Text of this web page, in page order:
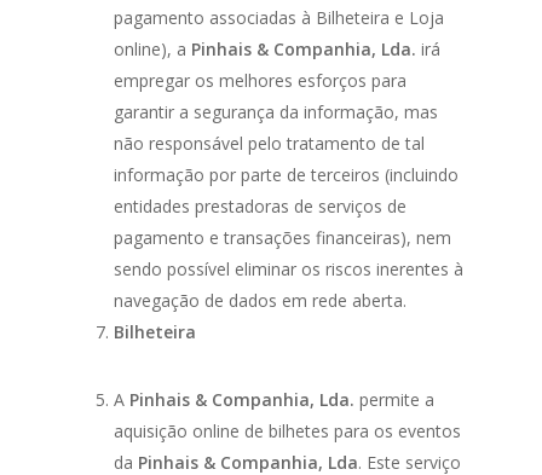
pagamento associadas à Bilheteira e Loja
online), a Pinhais & Companhia, Lda. irá
empregar os melhores esforços para
garantir a segurança da informação, mas
não responsável pelo tratamento de tal
informação por parte de terceiros (incluindo
entidades prestadoras de serviços de
pagamento e transações financeiras), nem
sendo possível eliminar os riscos inerentes à
navegação de dados em rede aberta.
Bilheteira
A Pinhais & Companhia, Lda. permite a
aquisição online de bilhetes para os eventos
da Pinhais & Companhia, Lda. Este serviço